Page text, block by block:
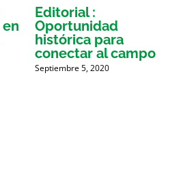
Editorial :
Oportunidad
histórica para
conectar al campo
Septiembre 5, 2020